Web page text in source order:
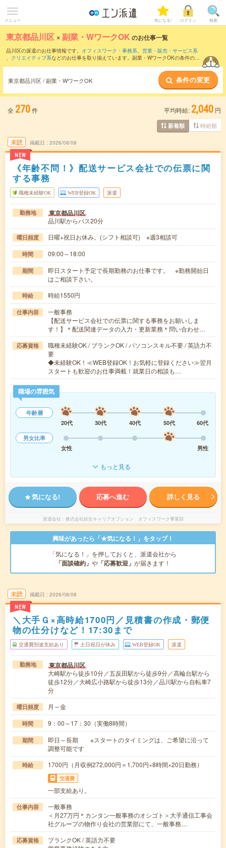
メニュー 気になる! ログイン 検索
東京都品川区 ×副業・WワークOK のお仕事一覧
品川区の派遣のお仕事情報です。 オフィスワーク・事務系、 営業・販売・サービス系
、 クリエイティブ系などのお仕事を取り揃えています。副業・WワークOKの条件の他
東京都品川区 / 副業・WワークOK 条件の変更
全 270件 平均時給: 2,040 円
新着順 時給順
未読
NEW
掲載日 2026/08/08
《年齢不問！》配送サービス会社での伝票に関
する事務
職種未経験OK WEB登録OK 派遣
勤務地 東京都品川区
品川駅からバス20分
曜日頻度 日曜+祝日お休み。(シフト相談可) ※週3相談可
時間 09:00～18:00
期間
即日スタート予定で長期勤務のお仕事です。 ※勤務開始日
はご相談下さい。
時給 時給1550円
仕事内容
一般事務
【配送サービス会社での伝票に関する事務をお願いしま
す！】＊配送関連データの入力・更新業務＊問い合わせ…
応募資格
職種未経験OK / ブランクOK / パソコンスキル不要 / 英語力不
要
◆未経験OK！≪WEB登録OK！お気軽に登録ください≫翌月
スタートも歓迎のお仕事満載！就業日の相談も…
職場の雰囲気
年齢層
20代
30代 40代 50代
60代
男女比率
女性
男性
もっと見る
気になる! 応募へ進む 詳しく見る
派遣会社 株式会社綜合キャリアオプション オフィスワーク事業部
興味があったら「★気になる！」をタップ！
「気になる！」を押しておくと、派遣会社から
「面談確約」 や 「応募歓迎」 が届きます！
未読
NEW
掲載日 2026/08/08
＼大手Ｇ×高時給1700円／見積書の作成・郵便
物の仕分けなど！17:30まで
交通費別途支給あり 土日祝日が休み WEB登録OK 派遣
勤務地 東京都品川区
大崎駅から徒歩10分／五反田駅から徒歩9分／高輪台駅から
徒歩12分／大崎広小路駅から徒歩13分／品川駅から自転車7
分
曜日頻度 月～金
時間 9：00～17：30（実働8時間）
期間
即日～長期 ※スタートのタイミングは、ご希望に沿って
調整可能です
時給 1700円（月収例272,000円＝1,700円×8時間×20日勤務）
交通費
一部支給あり。
仕事内容
一般事務
＜月27万円＊カンタン一般事務のオシゴト＞大手通信工事会
社グループの物作り会社の営業部にて、一般事務…
応募資格
ブランクOK / 英語力不要